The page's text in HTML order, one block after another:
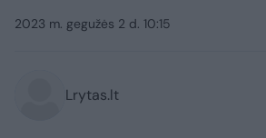
2023 m. gegužės 2 d. 10:15
Lrytas.lt